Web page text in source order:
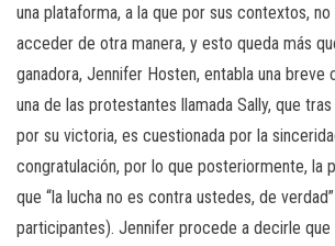
una plataforma, a la que por sus contextos,
acceder de otra manera, y esto queda más
ganadora, Jennifer Hosten, entabla una breve
una de las protestantes llamada Sally, que
por su victoria, es cuestionada por la
congratulación, por lo que posteriormente, la
que “la lucha no es contra ustedes, de
participantes). Jennifer procede a decirle